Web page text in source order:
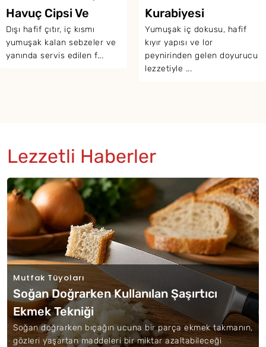
Kurabiyesi
Yumuşak iç dokusu, hafif
kıyır yapısı ve lor
peynirinden gelen doyurucu
Lezzetli Haberler
Mutfak Tüyoları
Soğan Doğrarken Kullanılan Şaşırtıcı
Ekmek Tekniği
Soğan doğrarken bıçağın ucuna bir parça ekmek takmanın,
gözleri yaşartan maddeleri bir miktar azaltabileceği